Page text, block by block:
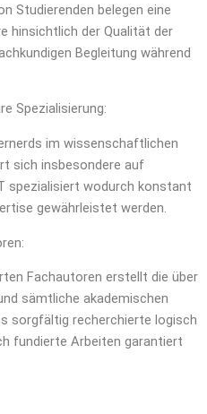
Studierenden belegen eine
hinsichtlich der Qualität der
Begleitung während
Spezialisierung:
im wissenschaftlichen
sich insbesondere auf
spezialisiert wodurch konstant
gewährleistet werden.
Fachautoren erstellt die über
sämtliche akademischen
sorgfältig recherchierte logisch
fundierte Arbeiten garantiert